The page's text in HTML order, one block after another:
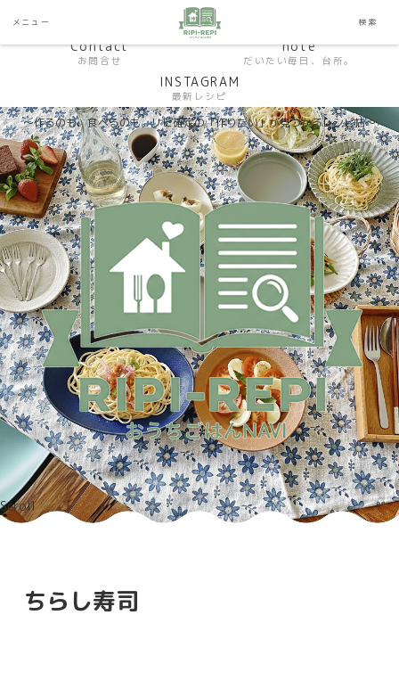
〜作るのも、食べるのも。リピ確定の「作りたい」が見つかるレシピ帖〜
Scroll
Contact
お問合せ
note
だいたい毎日、台所。
INSTAGRAM
最新レシピ
ちらし寿司
メニュー 検索